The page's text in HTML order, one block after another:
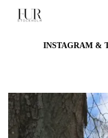
INSTAGRAM &